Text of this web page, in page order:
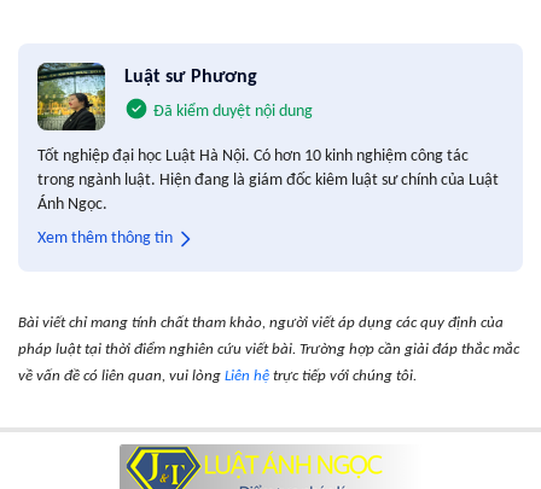
Luật sư Phương
Đã kiểm duyệt nội dung
Tốt nghiệp đại học Luật Hà Nội. Có hơn 10 kinh nghiệm công tác
trong ngành luật. Hiện đang là giám đốc kiêm luật sư chính của Luật
Ánh Ngọc.
Xem thêm thông tin
Bài viết chỉ mang tính chất tham khảo, người viết áp dụng các quy định của
pháp luật tại thời điểm nghiên cứu viết bài. Trường hợp cần giải đáp thắc mắc
về vấn đề có liên quan, vui lòng Liên hệ trực tiếp với chúng tôi.